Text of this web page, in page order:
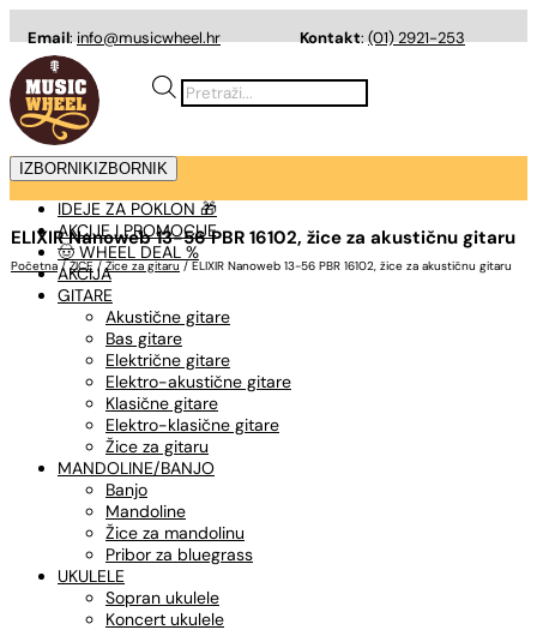
Email:info@musicwheel.hr Kontakt:(01) 2921-253
Products
search
IZBORNIK IZBORNIK
IDEJE ZA POKLON 🎁
AKCIJE I PROMOCIJE
🤠 WHEEL DEAL %
AKCIJA
GITARE
Akustične gitare
Bas gitare
Električne gitare
Elektro-akustične gitare
Klasične gitare
Elektro-klasične gitare
Žice za gitaru
MANDOLINE/BANJO
Banjo
Mandoline
Žice za mandolinu
Pribor za bluegrass
UKULELE
Sopran ukulele
Koncert ukulele
ELIXIR Nanoweb 13-56 PBR 16102, žice za akustičnu gitaru
Početna / ŽICE /Žice za gitaru / ELIXIR Nanoweb 13-56 PBR 16102, žice za akustičnu gitaru